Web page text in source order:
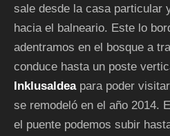
sale desde la casa particular
hacia el balneario. Este lo
adentramos en el bosque a
conduce hasta un poste
Inklusaldeapara poder
se remodeló en el año 2014.
el puente podemos subir